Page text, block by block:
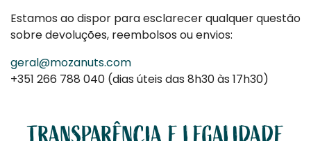
Estamos ao dispor para esclarecer qualquer questão
sobre devoluções, reembolsos ou envios:
geral@mozanuts.com
+351 266 788 040 (dias úteis das 8h30 às 17h30)